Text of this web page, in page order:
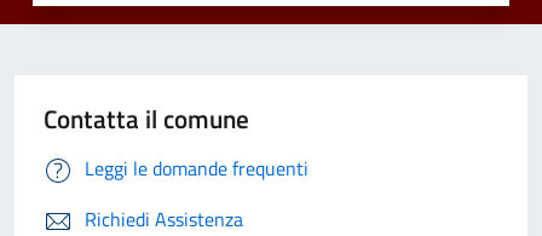
Contatta il comune
Leggi le domande frequenti
Richiedi Assistenza